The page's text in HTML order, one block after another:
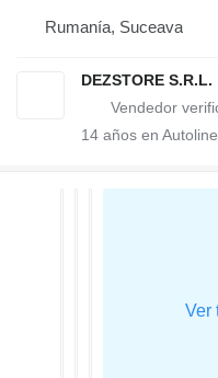
Rumanía, Suceava
DEZSTORE S.R.L.
14 años en Autoline